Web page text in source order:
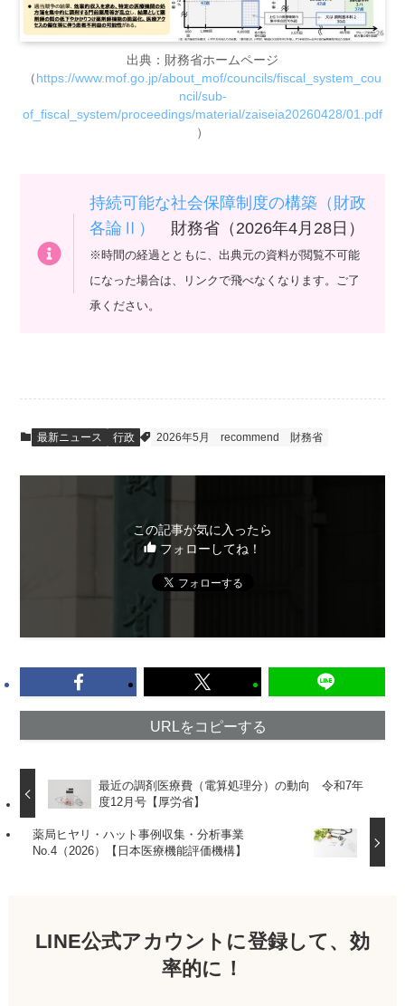
出典：財務省ホームページ
（https://www.mof.go.jp/about_mof/councils/fiscal_system_cou
ncil/sub-
of_fiscal_system/proceedings/material/zaiseia20260428/01.pdf
）
持続可能な社会保障制度の構築（財政
各論Ⅱ）
財務省（2026年4月28日）
※時間の経過とともに、出典元の資料が閲覧不可能
になった場合は、リンクで飛べなくなります。ご了
承ください。
最新ニュース 行政 2026年5月 recommend 財務省
この記事が気に入ったら
フォローしてね！
URLをコピーする
最近の調剤医療費（電算処理分）の動向 令和7年
度12月号【厚労省】
薬局ヒヤリ・ハット事例収集・分析事業
No.4（2026）【日本医療機能評価機構】
LINE公式アカウントに登録して、効
率的に！